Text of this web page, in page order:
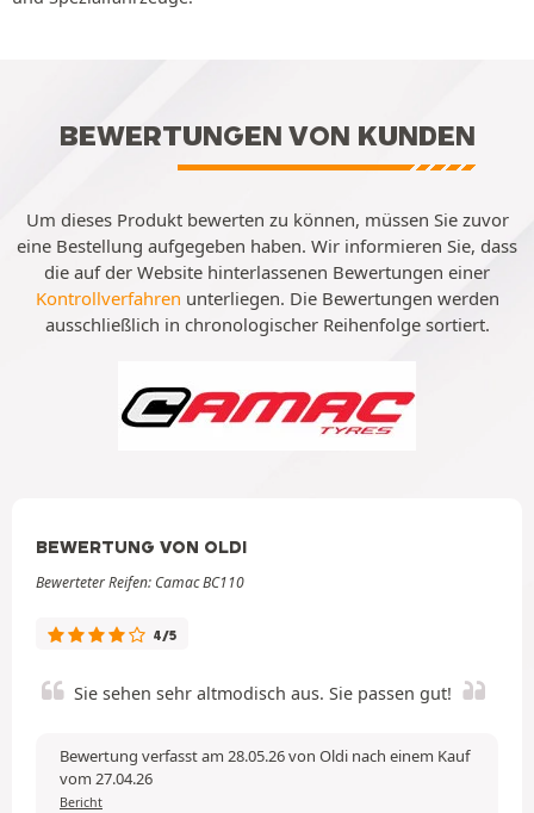
BEWERTUNGEN VON KUNDEN
Um dieses Produkt bewerten zu können, müssen Sie zuvor
eine Bestellung aufgegeben haben. Wir informieren Sie, dass
die auf der Website hinterlassenen Bewertungen einer
Kontrollverfahren unterliegen. Die Bewertungen werden
ausschließlich in chronologischer Reihenfolge sortiert.
BEWERTUNG VON OLDI
Bewerteter Reifen: Camac BC110
4/5
Sie sehen sehr altmodisch aus. Sie passen gut!
Bewertung verfasst am 28.05.26 von Oldi nach einem Kauf
vom 27.04.26
Bericht